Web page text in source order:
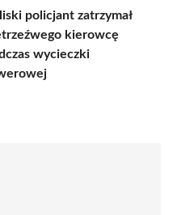
policjant zatrzymał
kierowcę
wycieczki